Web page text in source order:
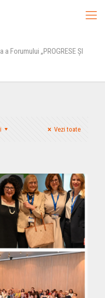
Forumului „PROGRESE ȘI
Vezi toate